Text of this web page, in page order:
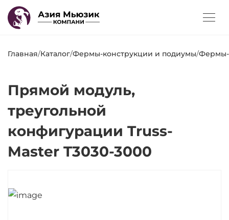
Главная/Каталог/Фермы-конструкции и подиумы/Фермы-
Прямой модуль,
треугольной
конфигурации Truss-
Master T3030-3000